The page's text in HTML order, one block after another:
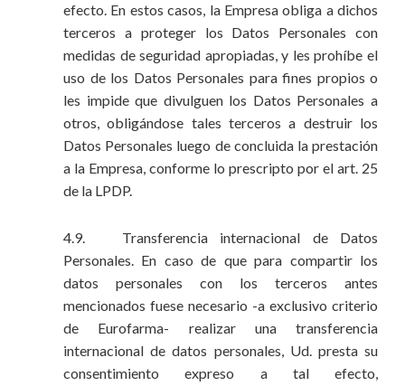
efecto. En estos casos, la Empresa obliga a dichos
terceros a proteger los Datos Personales con
medidas de seguridad apropiadas, y les prohíbe el
uso de los Datos Personales para fines propios o
les impide que divulguen los Datos Personales a
otros, obligándose tales terceros a destruir los
Datos Personales luego de concluida la prestación
a la Empresa, conforme lo prescripto por el art. 25
de la LPDP.
4.9. Transferencia internacional de Datos
Personales. En caso de que para compartir los
datos personales con los terceros antes
mencionados fuese necesario -a exclusivo criterio
de Eurofarma- realizar una transferencia
internacional de datos personales, Ud. presta su
consentimiento expreso a tal efecto,